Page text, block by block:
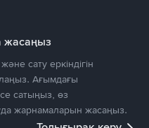
жасаңыз
сату еркіндігін
Ағымдағы
сатыңыз, өз
жарнамаларын жасаңыз.